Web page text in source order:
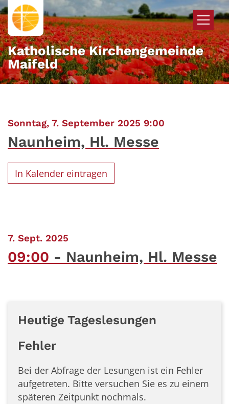
Zum Inhalt springen
Katholische Kirchengemeinde
Maifeld
Sonntag, 7. September 2025 9:00
Naunheim, Hl. Messe
In Kalender eintragen
7. Sept. 2025
09:00 Naunheim, Hl. Messe
Heutige Tageslesungen
Fehler
Bei der Abfrage der Lesungen ist ein Fehler
aufgetreten. Bitte versuchen Sie es zu einem
späteren Zeitpunkt nochmals.